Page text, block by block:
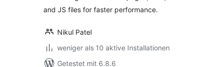
and JS files for faster performance.
Nikul Patel
weniger als 10 aktive Installationen
Getestet mit 6.8.6